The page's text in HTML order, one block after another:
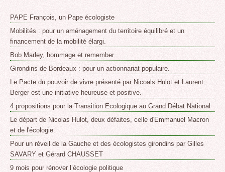
PAPE François, un Pape écologiste
Mobilités : pour un aménagement du territoire équilibré et un
financement de la mobilité élargi.
Bob Marley, hommage et remember
Girondins de Bordeaux : pour un actionnariat populaire.
Le Pacte du pouvoir de vivre présenté par Nicoals Hulot et Laurent
Berger est une initiative heureuse et positive.
4 propositions pour la Transition Ecologique au Grand Débat National
Le départ de Nicolas Hulot, deux défaites, celle d'Emmanuel Macron
et de l'écologie.
Pour un réveil de la Gauche et des écologistes girondins par Gilles
SAVARY et Gérard CHAUSSET
9 mois pour rénover l’écologie politique